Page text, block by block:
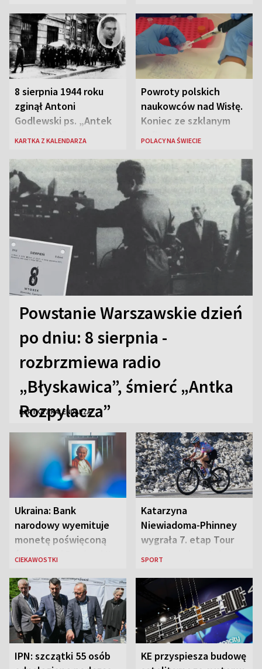
8 sierpnia 1944 roku
zginął Antoni
Godlewski ps. „Antek
Rozpylacz”
KARTKA Z KALENDARZA
Powroty polskich
naukowców nad Wisłę.
Koniec ze szklanym
sufitem
POLACY NA ŚWIECIE
Powstanie Warszawskie dzień
po dniu: 8 sierpnia -
rozbrzmiewa radio
„Błyskawica”, śmierć „Antka
Rozpylacza”
KARTKA Z KALENDARZA
Ukraina: Bank
narodowy wyemituje
monetę poświęconą
św. Janowi Pawłowi II
CIEKAWOSTKI
Katarzyna
Niewiadoma-Phinney
wygrała 7. etap Tour
de France i została
SPORT
IPN: szczątki 55 osób
KE przyspiesza budowę